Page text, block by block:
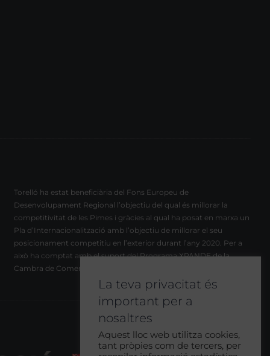
Torelló ha estat beneficiària del Fons Europeu de
Desenvolupament Regional l’objectiu del qual és millorar la
competitivitat de les Pimes i gràcies al qual ha posat en marxa un
Pla d’Internacionalització amb l’objectiu de millorar el seu
posicionament competitiu en l’exterior durant l’any 2020. Per a
això ha comptat amb el suport del Programa XPANDE de la
Cambra de Comerç de Barcelona.
La teva privacitat és
important per a
nosaltres
Aquest lloc web utilitza cookies,
tant pròpies com de tercers, per